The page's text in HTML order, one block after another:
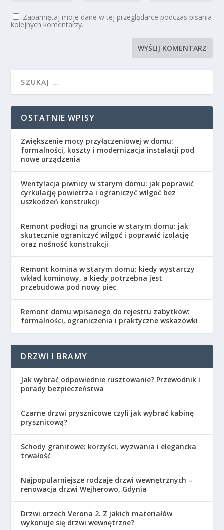
Zapamiętaj moje dane w tej przeglądarce podczas pisania
kolejnych komentarzy.
OSTATNIE WPISY
Zwiększenie mocy przyłączeniowej w domu:
formalności, koszty i modernizacja instalacji pod
nowe urządzenia
Wentylacja piwnicy w starym domu: jak poprawić
cyrkulację powietrza i ograniczyć wilgoć bez
uszkodzeń konstrukcji
Remont podłogi na gruncie w starym domu: jak
skutecznie ograniczyć wilgoć i poprawić izolację
oraz nośność konstrukcji
Remont komina w starym domu: kiedy wystarczy
wkład kominowy, a kiedy potrzebna jest
przebudowa pod nowy piec
Remont domu wpisanego do rejestru zabytków:
formalności, ograniczenia i praktyczne wskazówki
DRZWI I BRAMY
Jak wybrać odpowiednie rusztowanie? Przewodnik i
porady bezpieczeństwa
Czarne drzwi prysznicowe czyli jak wybrać kabinę
prysznicową?
Schody granitowe: korzyści, wyzwania i elegancka
trwałość
Najpopularniejsze rodzaje drzwi wewnętrznych –
renowacja drzwi Wejherowo, Gdynia
Drzwi orzech Verona 2. Z jakich materiałów
wykonuje się drzwi wewnętrzne?